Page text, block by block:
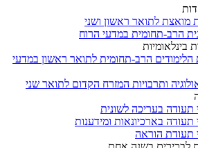
מואצת לתואר ראשון ושני
הרב-תחומית במדעי הרוח
בינלאומיות
הלימודים הרב-תחומית לתואר ראשון במדעי
ותרבויות המזרח הקדום לתואר שני
תעודה בעריכה לשונית
תעודה בארכיונאות ומידענות
תעודת הוראה